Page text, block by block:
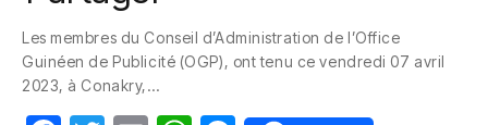
e
b
itt
er
s
e
Les membres du Conseil d’Administration de l’Office
Guinéen de Publicité (OGP), ont tenu ce vendredi 07 avril
2023, à Conakry,…